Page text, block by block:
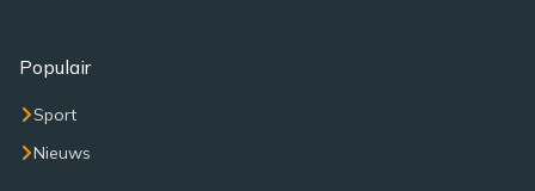
Populair
Sport
Nieuws